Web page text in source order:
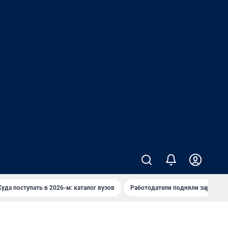
поступать в 2026-м: каталог вузов Работодатели подняли